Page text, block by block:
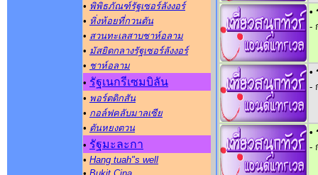
• พิพิธภัณฑ์รัฐเซอร์ลังงอร์
• หิ่งห้อยที่กวนตัน
• สวนทะเลสาบชาห์อลาม
• มัสยิดกลางรัฐเซอร์ลังงอร์
• ชาห์อลาม
• รัฐเนกรีเซมบิลัน
• พอร์ตดิกสัน
• กอล์ฟคลับมาลเซีย
• ตันหยงตวน
• รัฐมะละกา
• Hang tuah"s well
•
-
•
-
•
-